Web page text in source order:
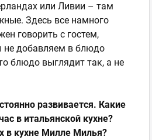
или Ливии – там
Здесь все намного
говорить с гостем,
не добавляем в блюдо
блюдо выглядит так, а не
развивается. Какие
в итальянской кухне?
в кухне Милле Милья?